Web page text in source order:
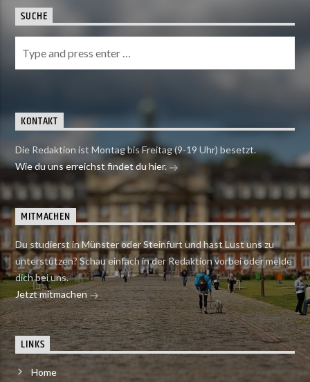
SUCHE
KONTAKT
Die Redaktion ist Montag bis Freitag (9-19 Uhr) besetzt.
Wie du uns erreichst findet du hier.
MITMACHEN
Du studierst in Münster oder Steinfurt und hast Lust uns zu
unterstützen? Schau einfach in der Redaktion vorbei oder melde
dich bei uns.
Jetzt mitmachen
LINKS
Home